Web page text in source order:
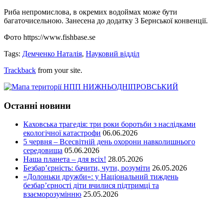
Риба непромислова, в окремих водоймах може бути
багаточисельною. Занесена до додатку 3 Бернської конвенції.
Фото https://www.fishbase.se
Tags: Демченко Наталія, Науковий відділ
Trackback from your site.
Останні новини
Каховська трагедія: три роки боротьби з наслідками
екологічної катастрофи 06.06.2026
5 червня – Всесвітній день охорони навколишнього
середовища 05.06.2026
Наша планета – для всіх! 28.05.2026
Безбар’єрність: бачити, чути, розуміти 26.05.2026
«Долоньки дружби»: у Національний тиждень
безбар’єрності діти вчилися підтримці та
взаєморозумінню 25.05.2026